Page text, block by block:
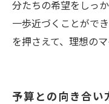
分たちの希望をしっ
一歩近づくことがで
を押さえて、理想の
予算との向き合い